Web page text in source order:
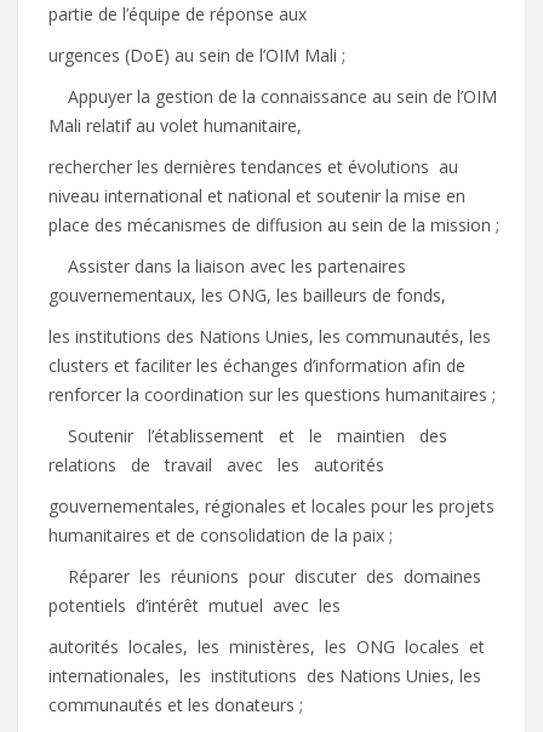
partie de l’équipe de réponse aux
urgences (DoE) au sein de l’OIM Mali ;
 Appuyer la gestion de la connaissance au sein de l’OIM
Mali relatif au volet humanitaire,
rechercher les dernières tendances et évolutions au
niveau international et national et soutenir la mise en
place des mécanismes de diffusion au sein de la mission ;
 Assister dans la liaison avec les partenaires
gouvernementaux, les ONG, les bailleurs de fonds,
les institutions des Nations Unies, les communautés, les
clusters et faciliter les échanges d’information afin de
renforcer la coordination sur les questions humanitaires ;
 Soutenir l’établissement et le maintien des
relations de travail avec les autorités
gouvernementales, régionales et locales pour les projets
humanitaires et de consolidation de la paix ;
 Réparer les réunions pour discuter des domaines
potentiels d’intérêt mutuel avec les
autorités locales, les ministères, les ONG locales et
internationales, les institutions des Nations Unies, les
communautés et les donateurs ;